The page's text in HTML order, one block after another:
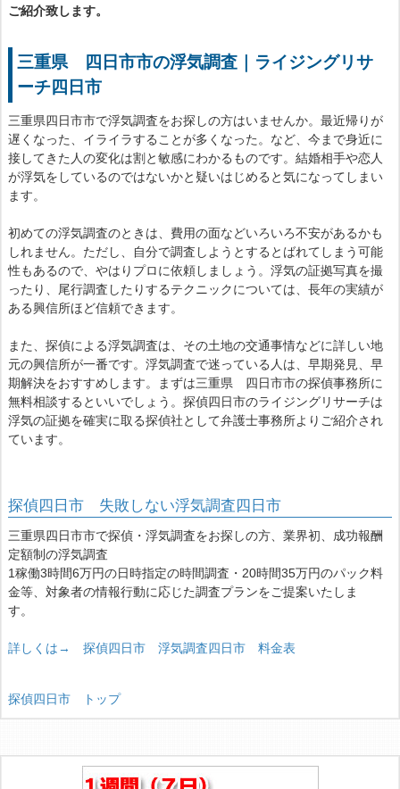
ご紹介致します。
三重県 四日市市の浮気調査｜ライジングリサ
ーチ四日市
三重県四日市市で浮気調査をお探しの方はいませんか。最近帰りが
遅くなった、イライラすることが多くなった。など、今まで身近に
接してきた人の変化は割と敏感にわかるものです。結婚相手や恋人
が浮気をしているのではないかと疑いはじめると気になってしまい
ます。
初めての浮気調査のときは、費用の面などいろいろ不安があるかも
しれません。ただし、自分で調査しようとするとばれてしまう可能
性もあるので、やはりプロに依頼しましょう。浮気の証拠写真を撮
ったり、尾行調査したりするテクニックについては、長年の実績が
ある興信所ほど信頼できます。
また、探偵による浮気調査は、その土地の交通事情などに詳しい地
元の興信所が一番です。浮気調査で迷っている人は、早期発見、早
期解決をおすすめします。まずは三重県 四日市市の探偵事務所に
無料相談するといいでしょう。探偵四日市のライジングリサーチは
浮気の証拠を確実に取る探偵社として弁護士事務所よりご紹介され
ています。
探偵四日市 失敗しない浮気調査四日市
三重県四日市市で探偵・浮気調査をお探しの方、業界初、成功報酬
定額制の浮気調査
1稼働3時間6万円の日時指定の時間調査・20時間35万円のパック料
金等、対象者の情報行動に応じた調査プランをご提案いたしま
す。
詳しくは→ 探偵四日市 浮気調査四日市 料金表
探偵四日市 トップ